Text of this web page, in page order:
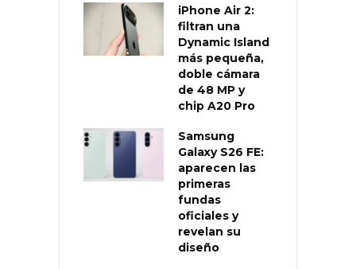
iPhone Air 2:
filtran una
Dynamic Island
más pequeña,
doble cámara
de 48 MP y
chip A20 Pro
Samsung
Galaxy S26 FE:
aparecen las
primeras
fundas
oficiales y
revelan su
diseño